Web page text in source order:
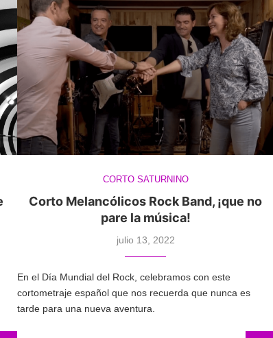
CORTO SATURNINO
Corto Melancólicos Rock Band, ¡que no
pare la música!
julio 13, 2022
En el Día Mundial del Rock, celebramos con este
cortometraje español que nos recuerda que nunca es
tarde para una nueva aventura.